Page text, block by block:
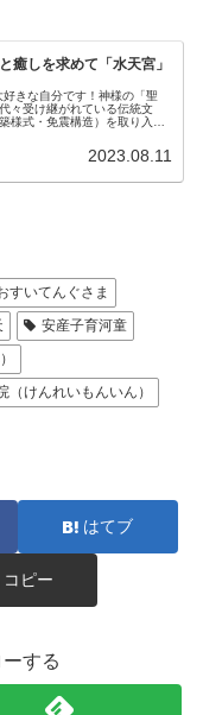
癒しを求めて「水天宮」
きな自分です！神様の「聖
々受け継がれている伝統文
様式・免震構造）を取り入れ
2023.08.11
すいてんぐさま
安産子育河童
（けんれいもんいん）
はてブ
コピー
する